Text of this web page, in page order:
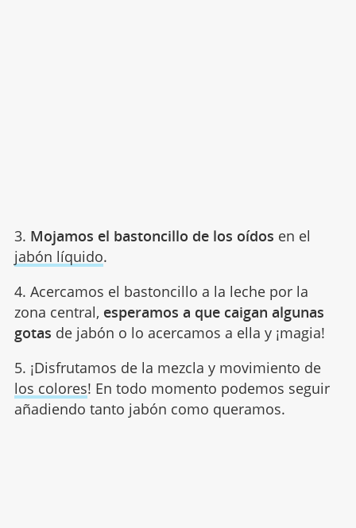
3. Mojamos el bastoncillo de los oídos en el
jabón líquido.
4. Acercamos el bastoncillo a la leche por la
zona central, esperamos a que caigan algunas
gotas de jabón o lo acercamos a ella y ¡magia!
5. ¡Disfrutamos de la mezcla y movimiento de
los colores! En todo momento podemos seguir
añadiendo tanto jabón como queramos.